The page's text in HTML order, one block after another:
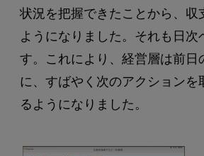
状況を把握できたことから、収
ようになりました。それも日次
す。これにより、経営層は前日
に、すばやく次のアクションを
るようになりました。